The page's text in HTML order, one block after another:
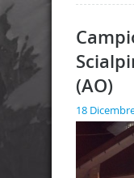
(AO)
18